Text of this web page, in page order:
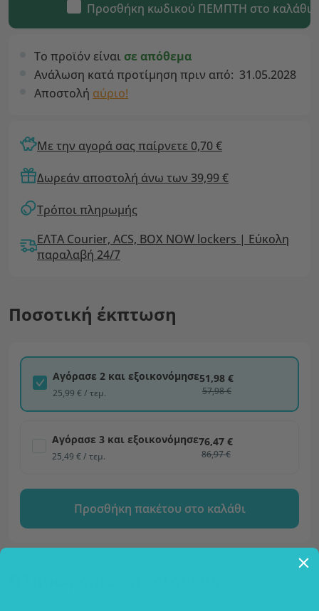
Προσθήκη κωδικού ΠΕΜΠΤΗ στο καλάθι
Το προϊόν είναι σε απόθεμα
Ανάλωση κατά προτίμηση πριν από: 31.05.2028
Αποστολή αύριο!
Με την αγορά σας παίρνετε 0,70 €
Δωρεάν αποστολή άνω των 39,99 €
Τρόποι πληρωμής
ΕΛΤΑ Courier, ACS, BOX NOW lockers | Εύκολη
παραλαβή 24/7
Ποσοτική έκπτωση
Αγόρασε 2 και εξοικονόμησε
25,99 € / τεμ.
51,98 €
57,98 €
Αγόρασε 3 και εξοικονόμησε
25,49 € / τεμ.
76,47 €
86,97 €
Προσθήκη πακέτου στο καλάθι